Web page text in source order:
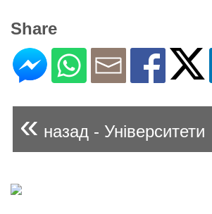
Share
« назад - Університети